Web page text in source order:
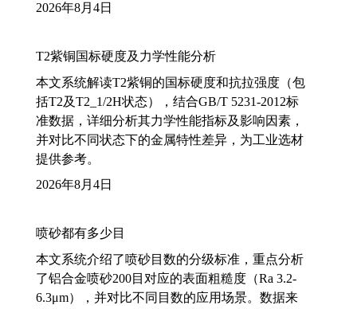
2026年8月4日
T2紫铜国标硬度及力学性能分析
本文系统解读T2紫铜的国标硬度和抗拉强度（包
括T2及T2_1/2H状态），结合GB/T 5231-2012标
准数据，详细分析其力学性能指标及影响因素，
并对比不同状态下的金属特性差异，为工业选材
提供参考。
2026年8月4日
喷砂都有多少目
本文系统介绍了喷砂目数的分级标准，重点分析
了铝合金喷砂200目对应的表面粗糙度（Ra 3.2-
6.3μm），并对比不同目数的应用场景。数据来